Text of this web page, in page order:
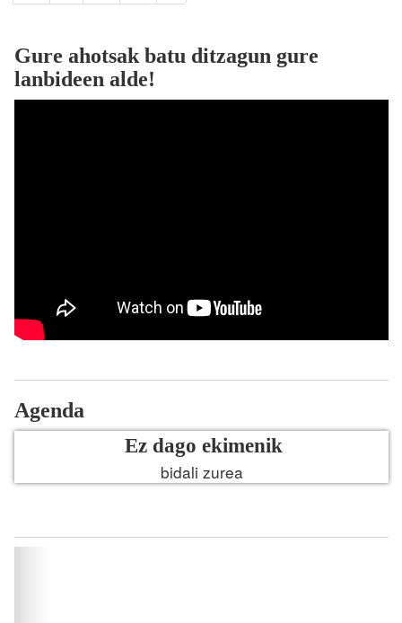
Gure ahotsak batu ditzagun gure
lanbideen alde!
Agenda
Ez dago ekimenik
bidali zurea